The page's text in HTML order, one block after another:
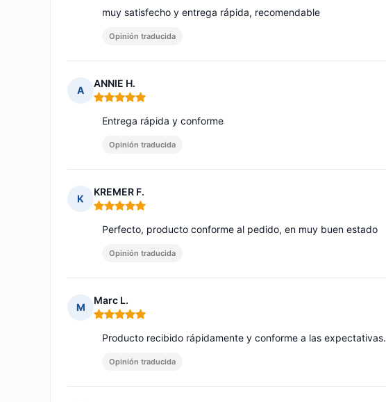
muy satisfecho y entrega rápida, recomendable
Opinión traducida
A
ANNIE H.
Nota: 5 de 5
Entrega rápida y conforme
Opinión traducida
K
KREMER F.
Nota: 5 de 5
Perfecto, producto conforme al pedido, en muy buen estado
Opinión traducida
M
Marc L.
Nota: 5 de 5
Producto recibido rápidamente y conforme a las expectativas.
Opinión traducida